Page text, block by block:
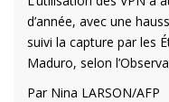
d’année, avec une
suivi la capture par les
Maduro, selon
Par Nina LARSON/AFP